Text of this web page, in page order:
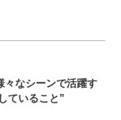
々なシーンで活躍す
ていること”